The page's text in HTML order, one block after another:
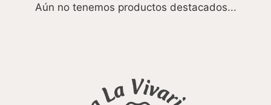
Aún no tenemos productos destacados...